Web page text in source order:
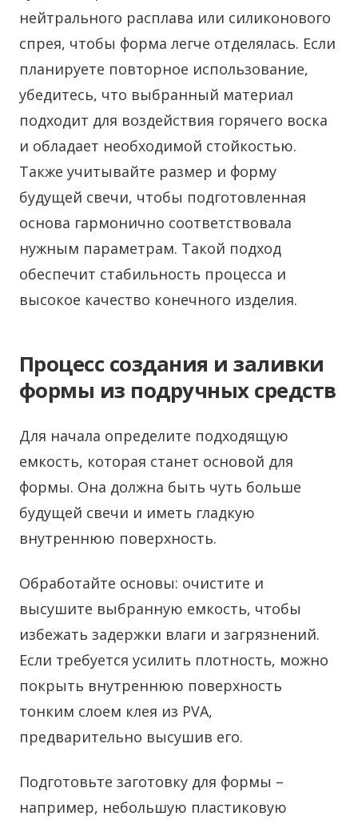
нейтрального расплава или силиконового
спрея, чтобы форма легче отделялась. Если
планируете повторное использование,
убедитесь, что выбранный материал
подходит для воздействия горячего воска
и обладает необходимой стойкостью.
Также учитывайте размер и форму
будущей свечи, чтобы подготовленная
основа гармонично соответствовала
нужным параметрам. Такой подход
обеспечит стабильность процесса и
высокое качество конечного изделия.
Процесс создания и заливки
формы из подручных средств
Для начала определите подходящую
емкость, которая станет основой для
формы. Она должна быть чуть больше
будущей свечи и иметь гладкую
внутреннюю поверхность.
Обработайте основы: очистите и
высушите выбранную емкость, чтобы
избежать задержки влаги и загрязнений.
Если требуется усилить плотность, можно
покрыть внутреннюю поверхность
тонким слоем клея из PVA,
предварительно высушив его.
Подготовьте заготовку для формы –
например, небольшую пластиковую